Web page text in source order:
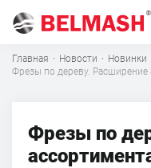
Главная · Новости · Новинки
Фрезы по дереву. Расширение
Фрезы по